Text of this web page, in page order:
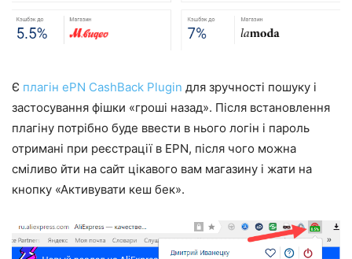
Є плагін ePN CashBack Plugin для зручності пошуку і
застосування фішки «гроші назад». Після встановлення
плагіну потрібно буде ввести в нього логін і пароль
отримані при реєстрації в EPN, після чого можна
сміливо йти на сайт цікавого вам магазину і жати на
кнопку «Активувати кеш бек».